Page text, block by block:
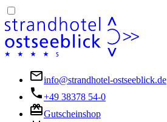
info@strandhotel-ostseeblick.de
+49 38378 54-0
Gutscheinshop